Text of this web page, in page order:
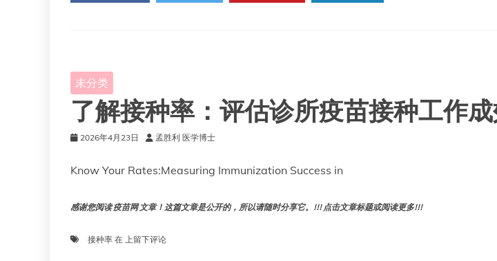
体
浆
胞
寿
题
未分类
了解接种率：评估诊所疫苗接种工作
2026年4月23日 孟胜利 医学博士
Know Your Rates:Measuring Immunization Success in
感谢您阅读 疫苗网 文章！这篇文章是公开的，所以请随时分享它。!!! 点击文章标题或阅读更多!!!
接种率 在 了
上留下评论